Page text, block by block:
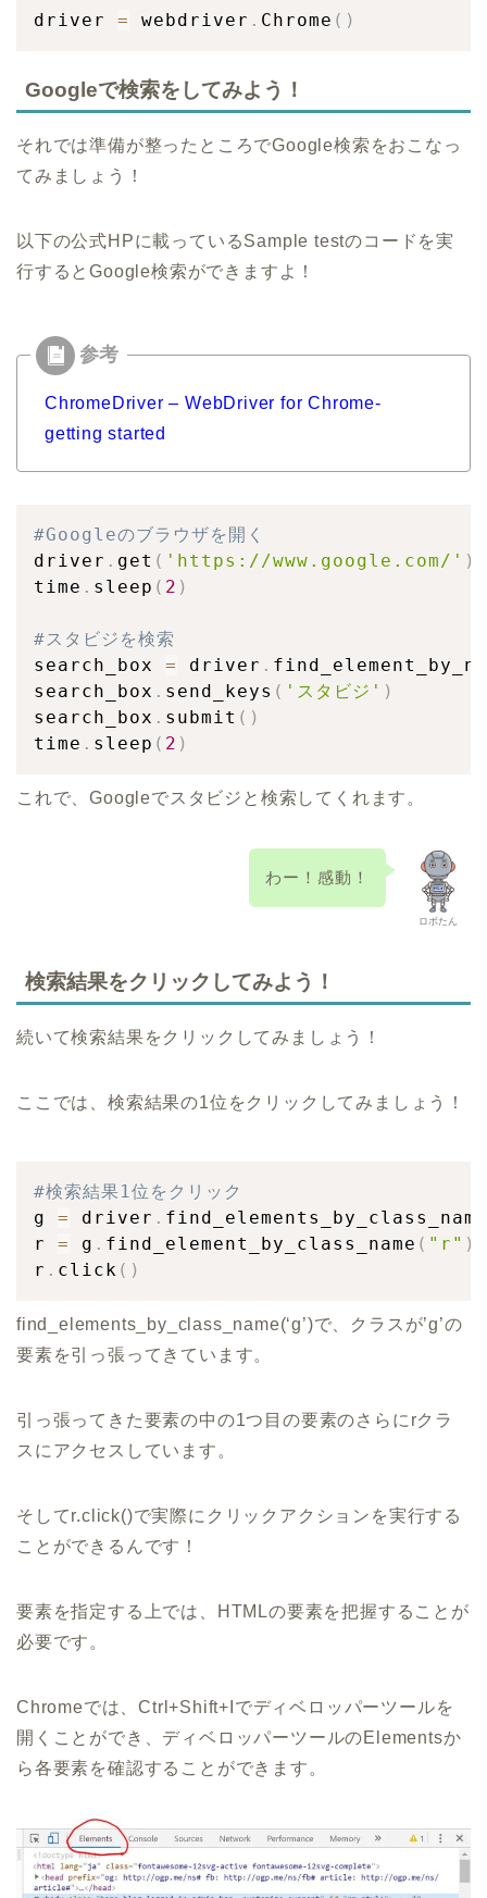
driver = webdriver . Chrome ( )
Googleで検索をしてみよう！
それでは準備が整ったところでGoogle検索をおこなっ
てみましょう！
以下の公式HPに載っているSample testのコードを実
行するとGoogle検索ができますよ！
ChromeDriver – WebDriver for Chrome-
getting started
#Googleのブラウザを開く
driver . get ( 'https://www.google.com/' )
time . sleep ( 2 )
#スタビジを検索
search_box = driver .
search_box . send_keys ( 'スタビジ' )
search_box . submit ( )
time . sleep ( 2 )
これで、Googleでスタビジと検索してくれます。
ロボたん
わー！感動！
検索結果をクリックしてみよう！
続いて検索結果をクリックしてみましょう！
ここでは、検索結果の1位をクリックしてみましょう！
#検索結果1位をクリック
g = driver . find_elements_by_class_name
r = g . find_element_by_class_name ( "r" )
r . click ( )
find_elements_by_class_name(‘g’)で、クラスが’g’の
要素を引っ張ってきています。
引っ張ってきた要素の中の1つ目の要素のさらにrクラ
スにアクセスしています。
そしてr.click()で実際にクリックアクションを実行する
ことができるんです！
要素を指定する上では、HTMLの要素を把握することが
必要です。
Chromeでは、Ctrl+Shift+Iでディベロッパーツールを
開くことができ、ディベロッパーツールのElementsか
ら各要素を確認することができます。